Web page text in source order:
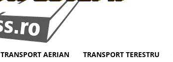
TRANSPORT AERIAN TRANSPORT TERESTRU